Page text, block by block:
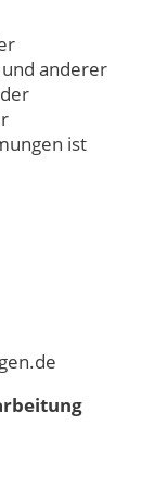
anderer
ist